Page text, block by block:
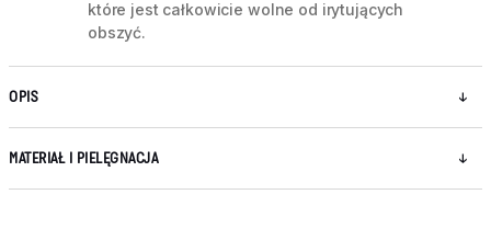
które jest całkowicie wolne od irytujących
obszyć.
OPIS
MATERIAŁ I PIELĘGNACJA